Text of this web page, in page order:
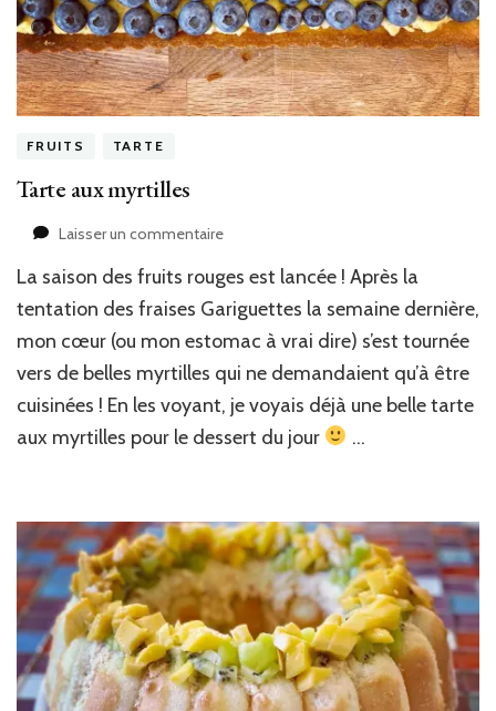
FRUITS TARTE
Tarte aux myrtilles
Laisser un commentairesur
aux
myrtilles
La saison des fruits rouges est lancée ! Après la
tentation des fraises Gariguettes la semaine dernière,
mon cœur (ou mon estomac à vrai dire) s’est tournée
vers de belles myrtilles qui ne demandaient qu’à être
cuisinées ! En les voyant, je voyais déjà une belle tarte
aux myrtilles pour le dessert du jour
…